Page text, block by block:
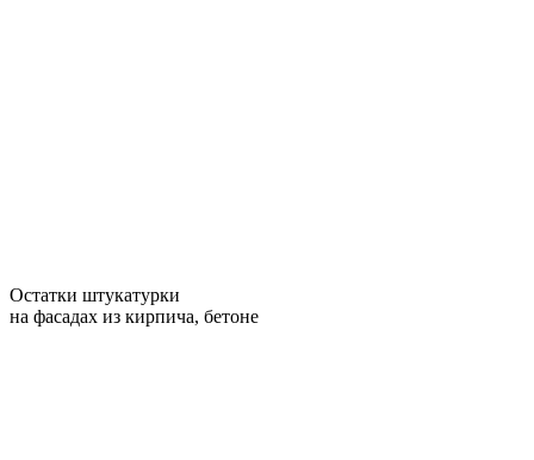
Остатки штукатурки
на фасадах из кирпича, бетоне